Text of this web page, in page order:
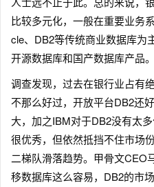
比较多元化，一般在重要业务
cle、DB2等传统商业数据库为
开源数据库和国产数据库产品。
调查发现，过去在银行业占有
不那么好过，开放平台DB2还
大，加之IBM对于DB2没有太
很优秀，但依然抵挡不住市场
二梯队滑落趋势。甲骨文CEO
移数据库这么容易，DB2的市